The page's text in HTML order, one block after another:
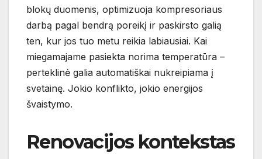
blokų duomenis, optimizuoja kompresoriaus
darbą pagal bendrą poreikį ir paskirsto galią
ten, kur jos tuo metu reikia labiausiai. Kai
miegamajame pasiekta norima temperatūra –
perteklinė galia automatiškai nukreipiama į
svetainę. Jokio konflikto, jokio energijos
švaistymo.
Renovacijos kontekstas